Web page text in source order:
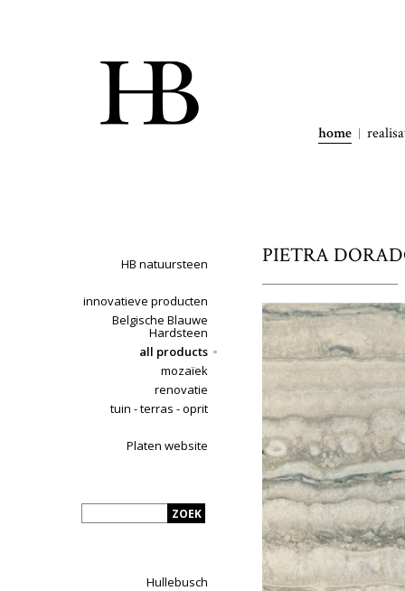
home
HB natuursteen
innovatieve producten
Belgische Blauwe
Hardsteen
all products
mozaïek
renovatie
tuin - terras - oprit
Platen website
Hullebusch
PIETRA